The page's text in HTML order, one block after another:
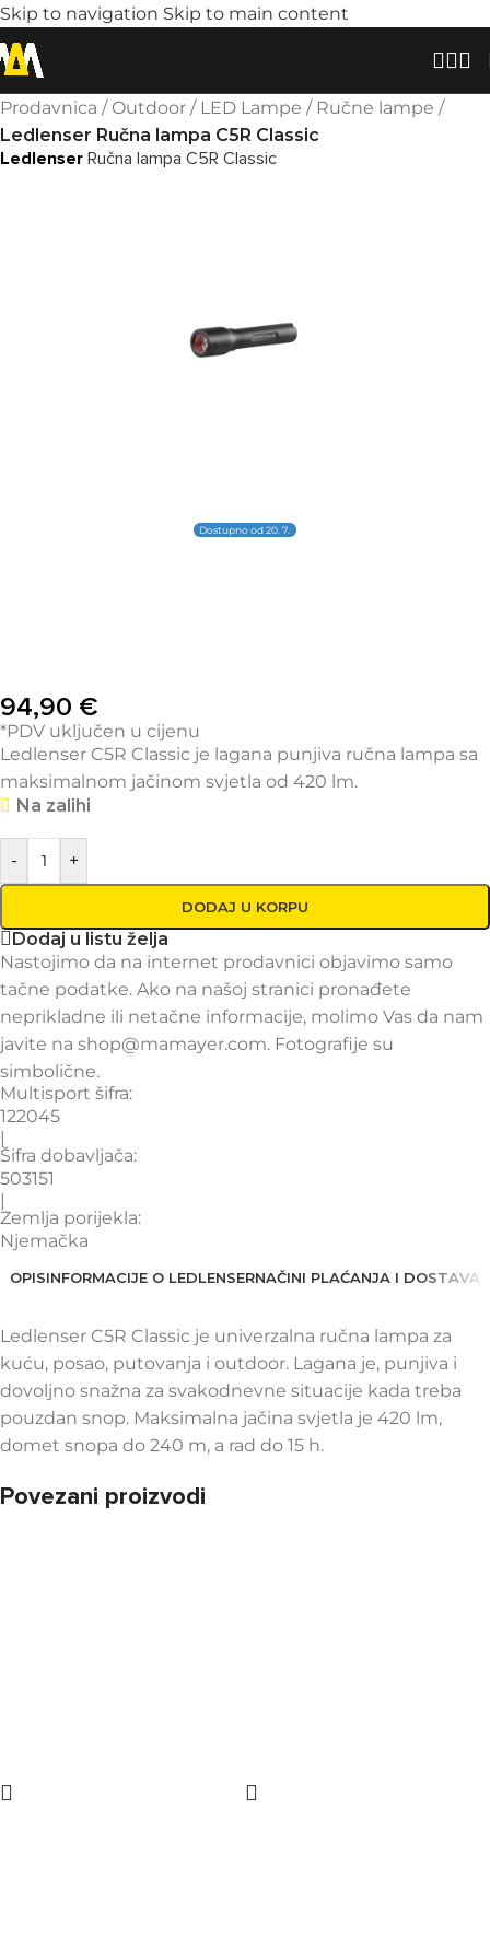
Skip to navigation Skip to main content
Prodavnica / Outdoor / LED Lampe / Ručne lampe /
Ledlenser Ručna lampa C5R Classic
Ledlenser Ručna lampa C5R Classic
Dostupno od 20. 7.
94,90 €
*PDV uključen u cijenu
Ledlenser C5R Classic je lagana punjiva ručna lampa sa
maksimalnom jačinom svjetla od 420 lm.
Na zalihi
- +
DODAJ U KORPU
Dodaj u listu želja
Nastojimo da na internet prodavnici objavimo samo
tačne podatke. Ako na našoj stranici pronađete
neprikladne ili netačne informacije, molimo Vas da nam
javite na shop@mamayer.com. Fotografije su
simbolične.
Multisport šifra:
122045
Šifra dobavljača:
503151
Zemlja porijekla:
Njemačka
OPISINFORMACIJE O LEDLENSERNAČINI PLAĆANJA I DOSTAVA
Ledlenser C5R Classic je univerzalna ručna lampa za
kuću, posao, putovanja i outdoor. Lagana je, punjiva i
dovoljno snažna za svakodnevne situacije kada treba
pouzdan snop. Maksimalna jačina svjetla je 420 lm,
domet snopa do 240 m, a rad do 15 h.
Povezani proizvodi